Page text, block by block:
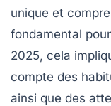
unique et
fondamental
2025, cela
compte des
ainsi que des